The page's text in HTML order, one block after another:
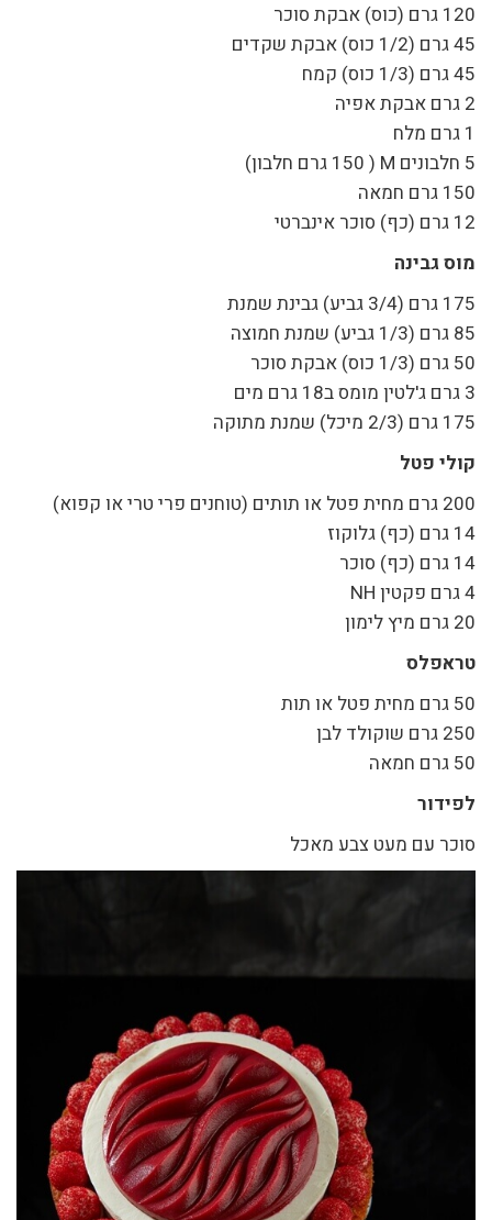
120 גרם (כוס) אבקת סוכר
45 גרם (1/2 כוס) אבקת שקדים
45 גרם (1/3 כוס) קמח
2 גרם אבקת אפיה
1 גרם מלח
5 חלבונים M ( 150 גרם חלבון)
150 גרם חמאה
12 גרם (כף) סוכר אינברטי
מוס גבינה
175 גרם (3/4 גביע) גבינת שמנת
85 גרם (1/3 גביע) שמנת חמוצה
50 גרם (1/3 כוס) אבקת סוכר
3 גרם ג'לטין מומס ב18 גרם מים
175 גרם (2/3 מיכל) שמנת מתוקה
קולי פטל
200 גרם מחית פטל או תותים (טוחנים פרי טרי או קפוא)
14 גרם (כף) גלוקוז
14 גרם (כף) סוכר
4 גרם פקטין NH
20 גרם מיץ לימון
טראפלס
50 גרם מחית פטל או תות
250 גרם שוקולד לבן
50 גרם חמאה
לפידור
סוכר עם מעט צבע מאכל